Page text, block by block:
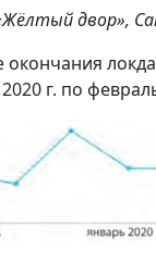
двор»,
г. по